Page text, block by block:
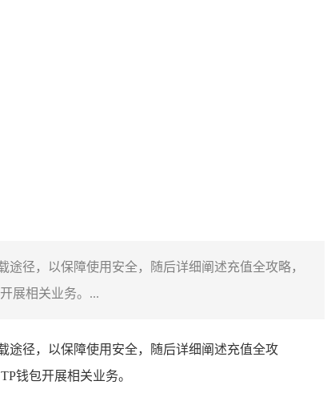
径，以保障使用安全，随后详细阐述充值全攻略，
展相关业务。...
途径，以保障使用安全，随后详细阐述充值全攻
钱包开展相关业务。